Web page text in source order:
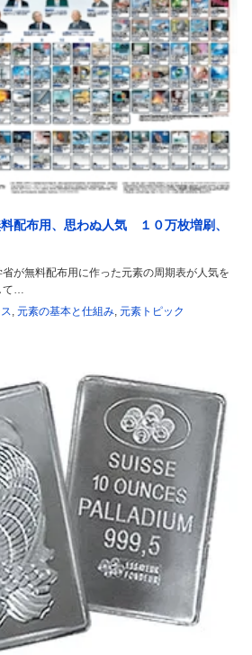
配布用、思わぬ人気 １０万枚増刷、
が無料配布用に作った元素の周期表が人気を
…
元素の基本と仕組み 元素トピック